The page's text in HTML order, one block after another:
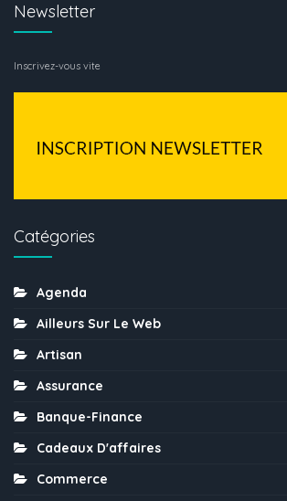
Newsletter
Inscrivez-vous vite
Catégories
Agenda
Ailleurs Sur Le Web
Artisan
Assurance
Banque-Finance
Cadeaux D'affaires
Commerce